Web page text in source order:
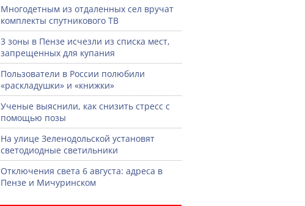
Многодетным из отдаленных сел вручат
комплекты спутникового ТВ
3 зоны в Пензе исчезли из списка мест,
запрещенных для купания
Пользователи в России полюбили
«раскладушки» и «книжки»
Ученые выяснили, как снизить стресс с
помощью позы
На улице Зеленодольской установят
светодиодные светильники
Отключения света 6 августа: адреса в
Пензе и Мичуринском